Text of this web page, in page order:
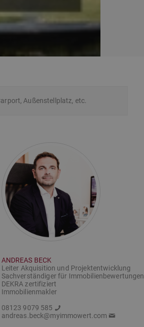
Außenstellplatz, etc.
ANDREAS BECK
Leiter Akquisition und Projektentwicklung
Sachverständiger für Immobilienbewertungen
DEKRA zertifiziert
Immobilienmakler
08123 9079 585
andreas.beck@myimmowert.com